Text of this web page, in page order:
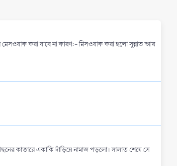
মেসওয়াক করা যাবে না কারণ:- মিসওয়াক করা হলো সুন্নাত আর
কাতারে একাকি দাঁড়িয়ে নামাজ পড়লো। সালাত শেষে সে